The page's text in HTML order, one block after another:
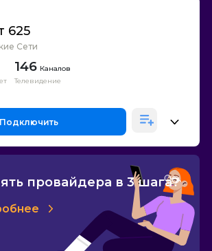
625
Сети
146 Каналов
Телевидение
Подключить
провайдера в 3 шага?